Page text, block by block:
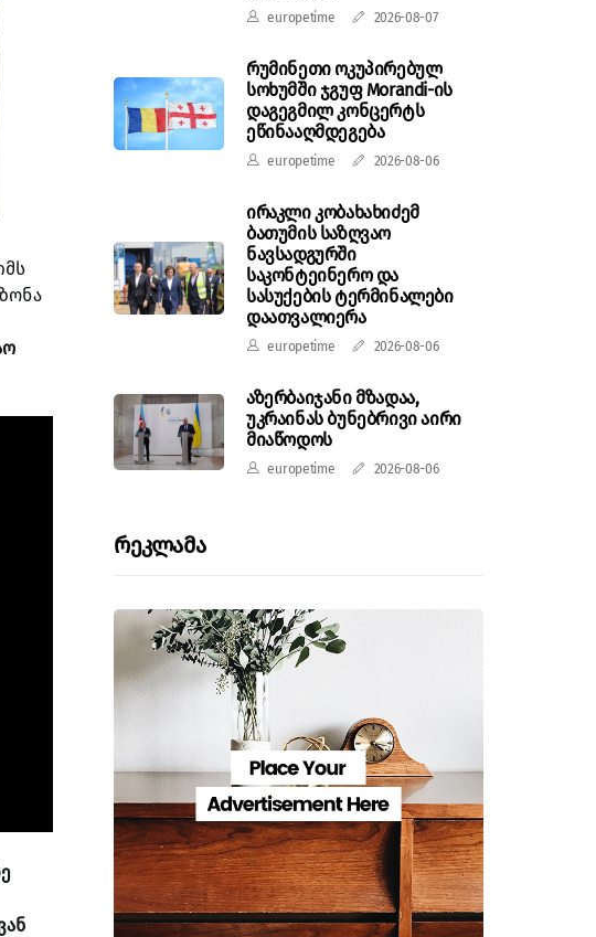
europetime 2026-08-07
რუმინეთი ოკუპირებულ
სოხუმში ჯგუფ Morandi-ის
დაგეგმილ კონცერტს
ეწინააღმდეგება
europetime 2026-08-06
ირაკლი კობახახიძემ
ბათუმის საზღვაო
ნავსადგურში
საკონტეინერო და
სასუქების ტერმინალები
დაათვალიერა
europetime 2026-08-06
აზერბაიჯანი მზადაა,
უკრაინას ბუნებრივი აირი
მიაწოდოს
europetime 2026-08-06
Რეკლამა